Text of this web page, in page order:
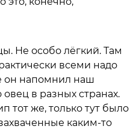
Не особо лёгкий. Там
всеми надо
он напомнил наш
в разных странах.
тот же, только тут было
каким-то